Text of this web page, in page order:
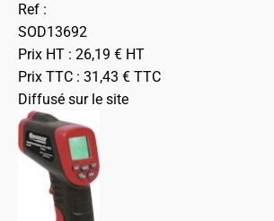
Ref :
SOD13692
Prix HT : 26,19 € HT
Prix TTC : 31,43 € TTC
Diffusé sur le site